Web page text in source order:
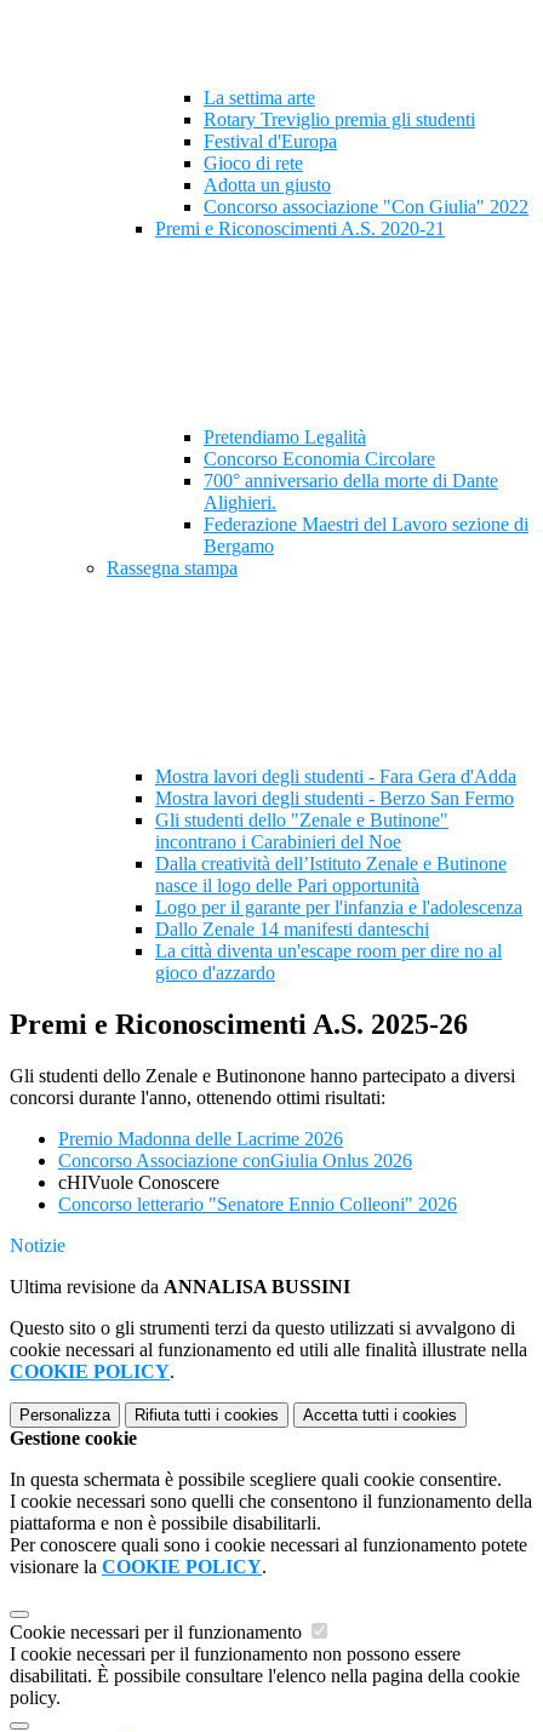
La settima arte
Rotary Treviglio premia gli studenti
Festival d'Europa
Gioco di rete
Adotta un giusto
Concorso associazione "Con Giulia" 2022
Premi e Riconoscimenti A.S. 2020-21
Pretendiamo Legalità
Concorso Economia Circolare
700° anniversario della morte di Dante
Alighieri.
Federazione Maestri del Lavoro sezione di
Bergamo
Rassegna stampa
Mostra lavori degli studenti - Fara Gera d'Adda
Mostra lavori degli studenti - Berzo San Fermo
Gli studenti dello "Zenale e Butinone"
incontrano i Carabinieri del Noe
Dalla creatività dell’Istituto Zenale e Butinone
nasce il logo delle Pari opportunità
Logo per il garante per l'infanzia e l'adolescenza
Dallo Zenale 14 manifesti danteschi
La città diventa un'escape room per dire no al
gioco d'azzardo
Premi e Riconoscimenti A.S. 2025-26
Gli studenti dello Zenale e Butinonone hanno partecipato a diversi
concorsi durante l'anno, ottenendo ottimi risultati:
Premio Madonna delle Lacrime 2026
Concorso Associazione conGiulia Onlus 2026
cHIVuole Conoscere
Concorso letterario "Senatore Ennio Colleoni" 2026
Notizie
Ultima revisione da ANNALISA BUSSINI
Questo sito o gli strumenti terzi da questo utilizzati si avvalgono di
cookie necessari al funzionamento ed utili alle finalità illustrate nella
COOKIE POLICY.
Personalizza Rifiuta tutti i cookies Accetta tutti i cookies
Gestione cookie
In questa schermata è possibile scegliere quali cookie consentire.
I cookie necessari sono quelli che consentono il funzionamento della
piattaforma e non è possibile disabilitarli.
Per conoscere quali sono i cookie necessari al funzionamento potete
visionare la COOKIE POLICY.
Cookie necessari per il funzionamento
I cookie necessari per il funzionamento non possono essere
disabilitati. È possibile consultare l'elenco nella pagina della cookie
policy.